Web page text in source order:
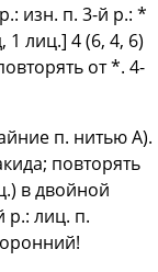
изн. п. 3-й р.: *
1 лиц.] 4 (6, 4, 6)
от *. 4-
п. нитью А).
повторять
в двойной
р.: лиц. п.